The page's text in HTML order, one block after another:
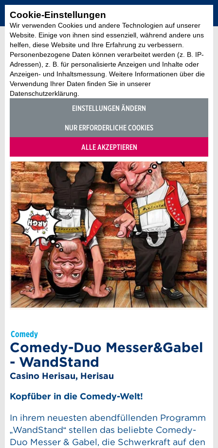
Cookie-Einstellungen
Wir verwenden Cookies und andere Technologien auf unserer
Website. Einige von ihnen sind essenziell, während andere uns
helfen, diese Website und Ihre Erfahrung zu verbessern.
Personenbezogene Daten können verarbeitet werden (z. B. IP-
Adressen), z. B. für personalisierte Anzeigen und Inhalte oder
Anzeigen- und Inhaltsmessung. Weitere Informationen über die
Verwendung Ihrer Daten finden Sie in unserer
Datenschutzerklärung.
EINSTELLUNGEN ÄNDERN
NUR ERFORDERLICHE COOKIES
ALLE AKZEPTIEREN
Comedy
Comedy-Duo Messer&Gabel
- WandStand
Casino Herisau, Herisau
Kopfüber in die Comedy-Welt!
In ihrem neuesten abendfüllenden Programm
„WandStand“ stellen das beliebte Comedy-
Duo Messer & Gabel, die Schwerkraft auf den